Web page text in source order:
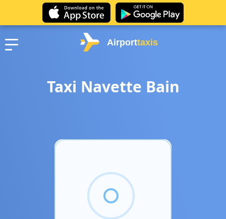
Airporttaxis
Taxi Navette Bain